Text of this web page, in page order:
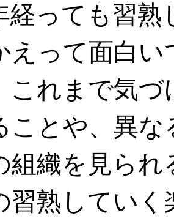
経っても習熟
えって面白
これまで気
ことや、異
組織を見ら
習熟してい